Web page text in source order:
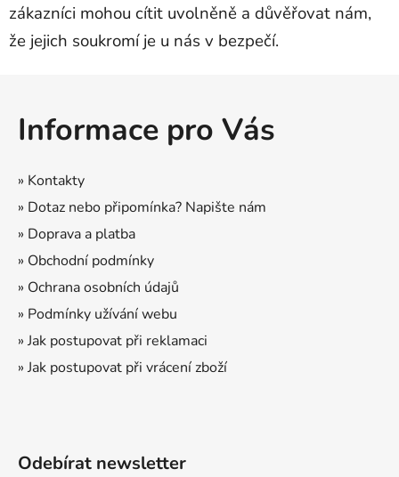
zákazníci mohou cítit uvolněně a důvěřovat nám,
že jejich soukromí je u nás v bezpečí.
Informace pro Vás
» Kontakty
» Dotaz nebo připomínka? Napište nám
» Doprava a platba
» Obchodní podmínky
» Ochrana osobních údajů
» Podmínky užívání webu
» Jak postupovat při reklamaci
» Jak postupovat při vrácení zboží
Odebírat newsletter